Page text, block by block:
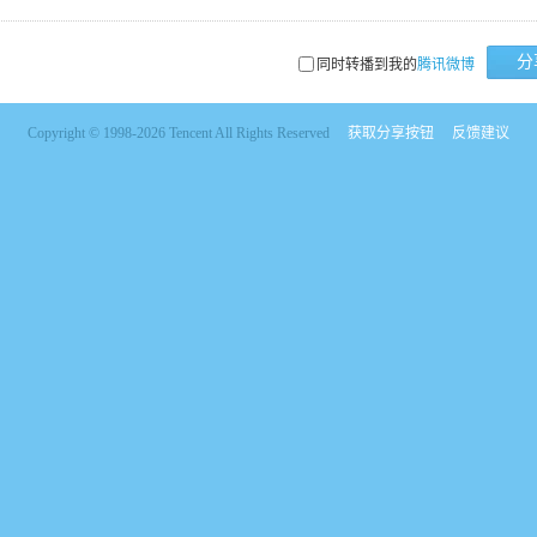
同时转播到我的腾讯微博 分
Copyright © 1998-2026 Tencent All Rights Reserved 获取分享按钮 反馈建议